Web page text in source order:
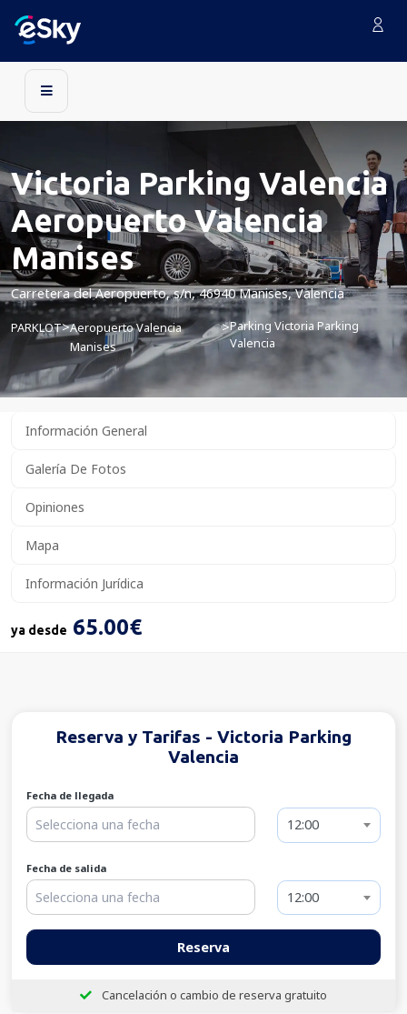
Victoria Parking Valencia
Aeropuerto Valencia
Manises
Carretera del Aeropuerto, s/n, 46940 Manises, Valencia
PARKLOT>Aeropuerto Valencia
Manises
>Parking Victoria Parking
Valencia
Información General
Galería De Fotos
Opiniones
Mapa
Información Jurídica
ya desde 65.00€
Reserva y Tarifas - Victoria Parking
Valencia
Fecha de llegada
12:00
Fecha de salida
12:00
Reserva
Cancelación o cambio de reserva gratuito